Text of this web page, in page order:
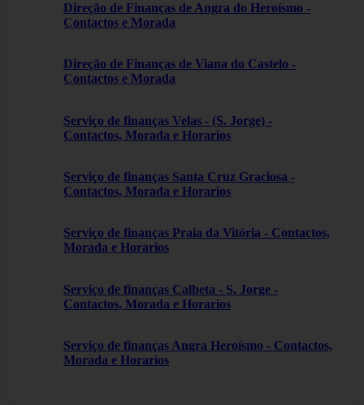
Direção de Finanças de Angra do Heroísmo -
Contactos e Morada
Direção de Finanças de Viana do Castelo -
Contactos e Morada
Serviço de finanças Velas - (S. Jorge) -
Contactos, Morada e Horarios
Serviço de finanças Santa Cruz Graciosa -
Contactos, Morada e Horarios
Serviço de finanças Praia da Vitória - Contactos,
Morada e Horarios
Serviço de finanças Calheta - S. Jorge -
Contactos, Morada e Horarios
Serviço de finanças Angra Heroísmo - Contactos,
Morada e Horarios